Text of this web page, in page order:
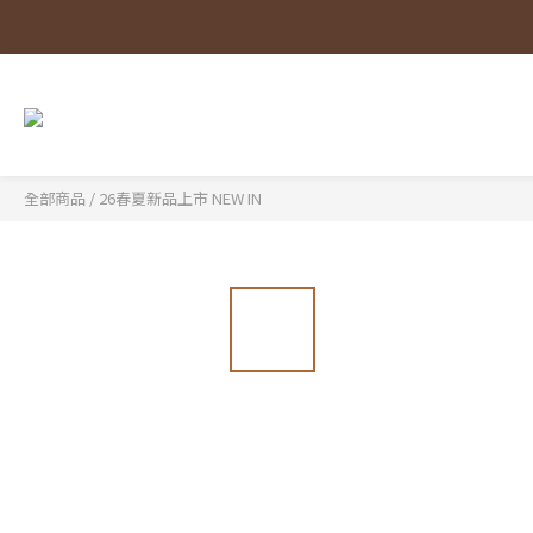
全部商品 / 26春夏新品上市 NEW IN